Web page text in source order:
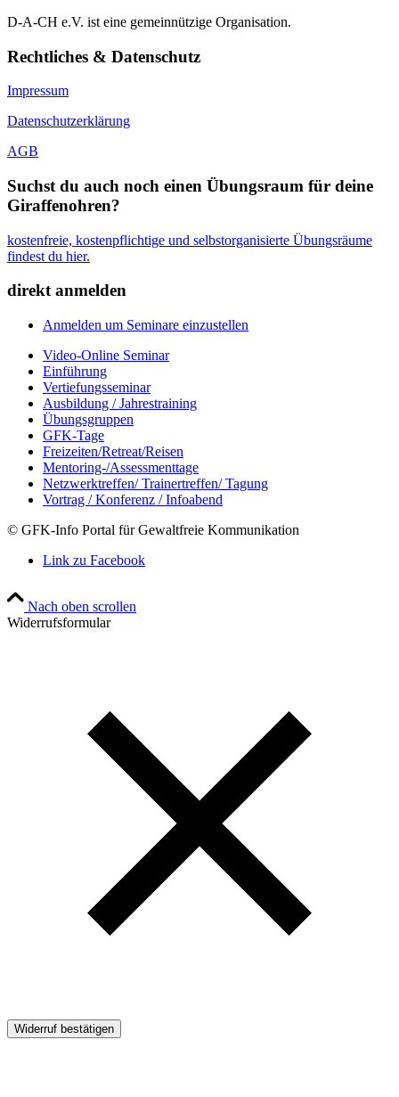
D-A-CH e.V. ist eine gemeinnützige Organisation.
Rechtliches & Datenschutz
Impressum
Datenschutzerklärung
AGB
Suchst du auch noch einen Übungsraum für deine
Giraffenohren?
kostenfreie, kostenpflichtige und selbstorganisierte Übungsräume
findest du hier.
direkt anmelden
Anmelden um Seminare einzustellen
Video-Online Seminar
Einführung
Vertiefungsseminar
Ausbildung / Jahrestraining
Übungsgruppen
GFK-Tage
Freizeiten/Retreat/Reisen
Mentoring-/Assessmenttage
Netzwerktreffen/ Trainertreffen/ Tagung
Vortrag / Konferenz / Infoabend
© GFK-Info Portal für Gewaltfreie Kommunikation
Link zu Facebook
Nach oben scrollen
Widerrufsformular
Widerruf bestätigen